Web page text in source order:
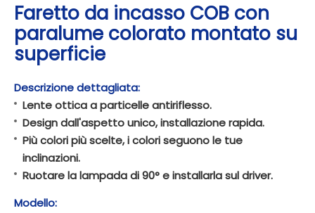
Faretto da incasso COB con
paralume colorato montato su
superficie
Descrizione dettagliata:
Lente ottica a particelle antiriflesso.
Design dall'aspetto unico, installazione rapida.
Più colori più scelte, i colori seguono le tue
inclinazioni.
Ruotare la lampada di 90° e installarla sul driver.
Modello: